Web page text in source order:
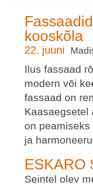
kooskõla
22. juuni
Ilus fassaad
modern või
fassaad on
Kaasaegsetel
on
ja
ESKARO
Seintel olev